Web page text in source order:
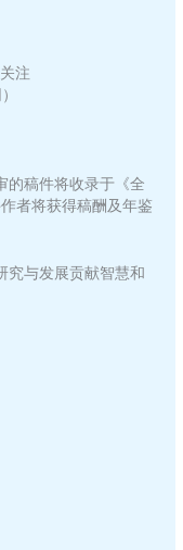
注
的稿件将收录于《全
者将获得稿酬及年鉴
与发展贡献智慧和